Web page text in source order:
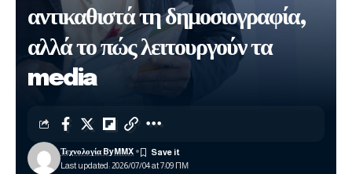
αντικαθιστά τη δημοσιογραφία,
αλλά το πώς λειτουργούν τα
media
Last updated: 2026/07/04 at 7:09 ΠΜ
Τεχνολογία ByMMX